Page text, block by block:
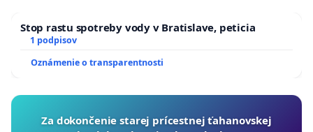
Stop rastu spotreby vody v Bratislave, peticia
1 podpisov
Oznámenie o transparentnosti
Za dokončenie starej prícestnej ťahanovskej